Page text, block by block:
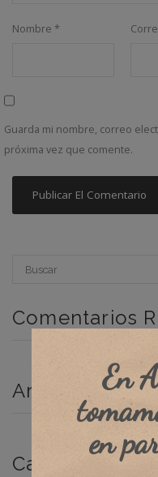
Nombre *
Guarda mi nombre, correo
próxima vez que comente.
Comentarios
Archivos
Categorías
En
en